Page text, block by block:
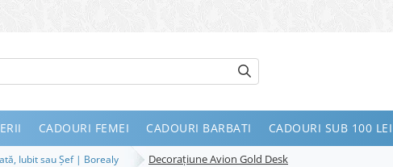
CADOURI FEMEI CADOURI BARBATI CADOURI SUB 100 LEI
Iubit sau Șef | Borealy Decorațiune Avion Gold Desk